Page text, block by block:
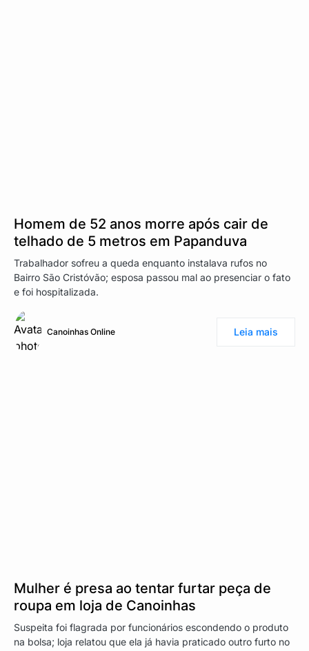
Homem de 52 anos morre após cair de
telhado de 5 metros em Papanduva
Trabalhador sofreu a queda enquanto instalava rufos no
Bairro São Cristóvão; esposa passou mal ao presenciar o fato
e foi hospitalizada.
Canoinhas Online Leia mais
Mulher é presa ao tentar furtar peça de
roupa em loja de Canoinhas
Suspeita foi flagrada por funcionários escondendo o produto
na bolsa; loja relatou que ela já havia praticado outro furto no